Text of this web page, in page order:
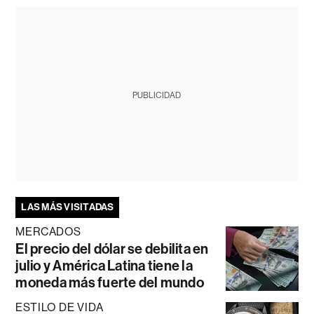
PUBLICIDAD
LAS MÁS VISITADAS
MERCADOS
El precio del dólar se debilita en
julio y América Latina tiene la
moneda más fuerte del mundo
ESTILO DE VIDA